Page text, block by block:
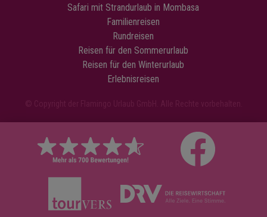
Safari mit Strandurlaub in Mombasa
Familienreisen
Rundreisen
Reisen für den Sommerurlaub
Reisen für den Winterurlaub
Erlebnisreisen